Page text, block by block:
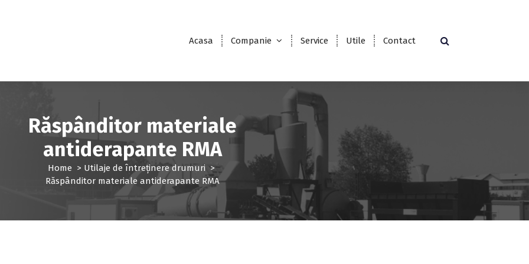
Acasa Companie Service Utile Contact
Răspânditor materiale
antiderapante RMA
Home > Utilaje de întreținere drumuri>
Răspânditor materiale antiderapante RMA